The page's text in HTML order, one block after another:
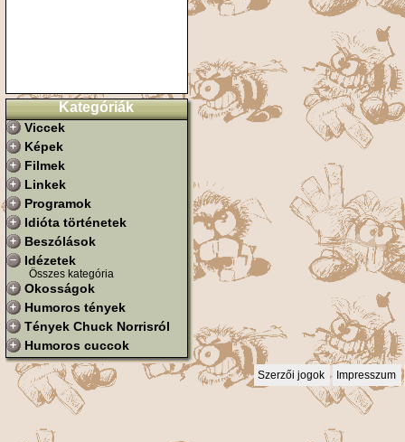
Kategóriák
Viccek
Képek
Filmek
Linkek
Programok
Idióta történetek
Beszólások
Idézetek
Összes kategória
Okosságok
Humoros tények
Tények Chuck Norrisról
Humoros cuccok
Szerzői jogok Impresszum